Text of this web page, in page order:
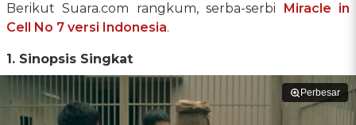
Berikut Suara.com rangkum, serba-serbi Miracle in
Cell No 7 versi Indonesia.
1. Sinopsis Singkat
Perbesar